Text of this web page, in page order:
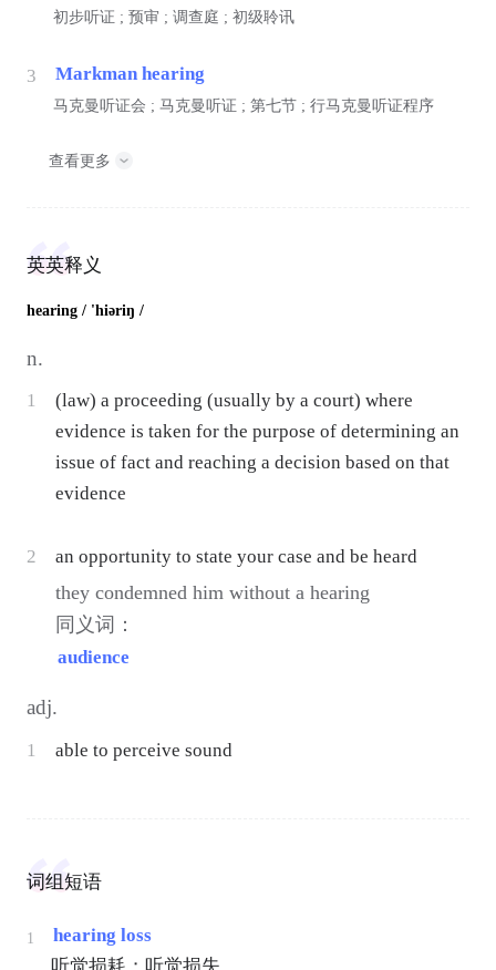
初步听证 ; 预审 ; 调查庭 ; 初级聆讯
3 Markman hearing
马克曼听证会 ; 马克曼听证 ; 第七节 ; 行马克曼听证程序
查看更多
英英释义
hearing / 'hiəriŋ /
n.
1
(law) a proceeding (usually by a court) where
evidence is taken for the purpose of determining an
issue of fact and reaching a decision based on that
evidence
2 an opportunity to state your case and be heard
they condemned him without a hearing
同义词：
audience
adj.
1 able to perceive sound
词组短语
1
hearing loss